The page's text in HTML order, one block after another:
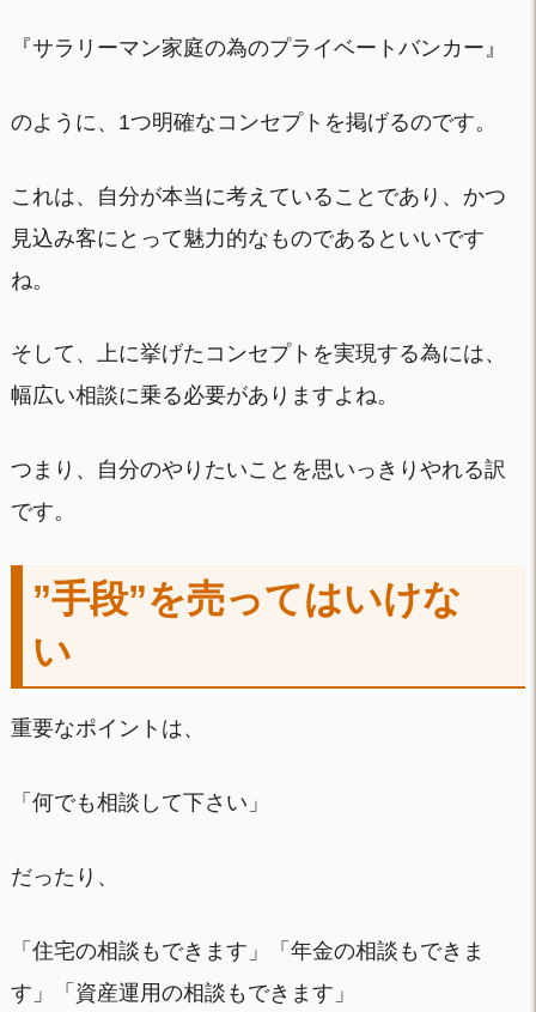
『サラリーマン家庭の為のプライベートバンカー』
のように、1つ明確なコンセプトを掲げるのです。
これは、自分が本当に考えていることであり、かつ
見込み客にとって魅力的なものであるといいです
ね。
そして、上に挙げたコンセプトを実現する為には、
幅広い相談に乗る必要がありますよね。
つまり、自分のやりたいことを思いっきりやれる訳
です。
”手段”を売ってはいけな
い
重要なポイントは、
「何でも相談して下さい」
だったり、
「住宅の相談もできます」「年金の相談もできま
す」「資産運用の相談もできます」